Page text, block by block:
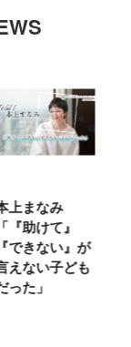
上まなみ
「『助けて』
『できない』が
えない子ども
った」